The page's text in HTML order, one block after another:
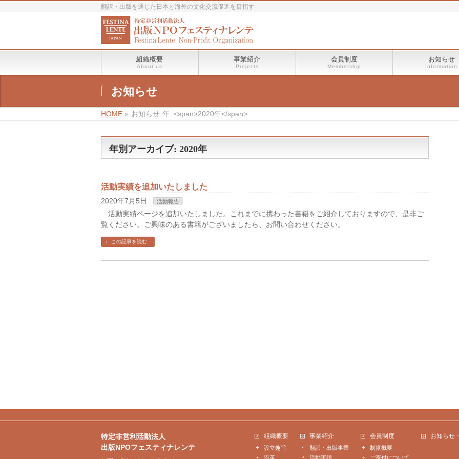
翻訳・出版を通じた日本と海外の文化交流促進を目指す
組織概要
About us
事業紹介
Projects
会員制度
Membership
お知らせ
Information
お知らせ
HOME » お知らせ 年: <span>2020年</span>
年別アーカイブ: 2020年
活動実績を追加いたしました
2020年7月5日 活動報告
活動実績ページを追加いたしました。これまでに携わった書籍をご紹介しておりますので、是非ご
覧ください。ご興味のある書籍がございましたら、お問い合わせください。
この記事を読む
特定非営利活動法人
出版NPOフェスティナレンテ
組織概要
設立趣旨
沿革
事業紹介
翻訳・出版事業
活動実績
会員制度
制度概要
ご寄付について
お知らせ